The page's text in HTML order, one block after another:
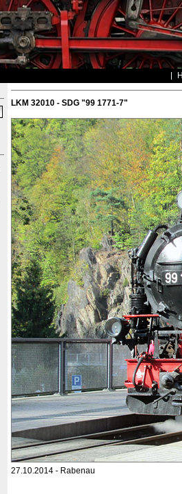
LKM 32010 - SDG "99 1771-7"
27.10.2014 - Rabenau